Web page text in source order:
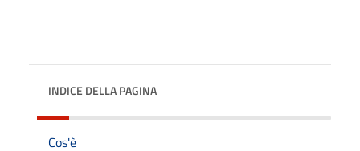
INDICE DELLA PAGINA
Cos'è